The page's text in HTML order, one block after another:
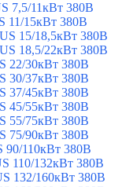
7,5/11кВт 380В
11/15кВт 380В
15/18,5кВт 380В
18,5/22кВт 380В
22/30кВт 380В
30/37кВт 380В
37/45кВт 380В
45/55кВт 380В
55/75кВт 380В
75/90кВт 380В
90/110кВт 380В
110/132кВт 380В
132/160кВт 380В